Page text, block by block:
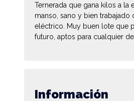
Ternerada que gana kilos a la
manso, sano y bien trabajado
eléctrico. Muy buen lote que
futuro, aptos para cualquier
Información